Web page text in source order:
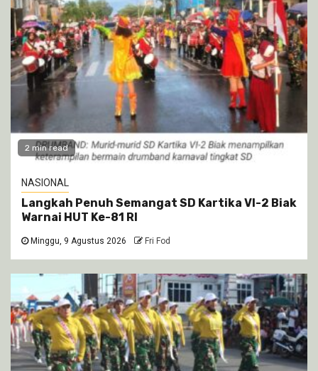
2 min read
NASIONAL
Langkah Penuh Semangat SD Kartika VI-2 Biak
Warnai HUT Ke-81 RI
Minggu, 9 Agustus 2026 Fri Fod